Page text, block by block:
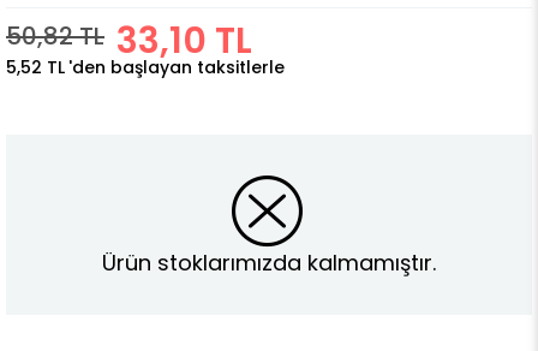
50,82 TL 33,10 TL
5,52 TL 'den başlayan taksitlerle
Ürün stoklarımızda kalmamıştır.